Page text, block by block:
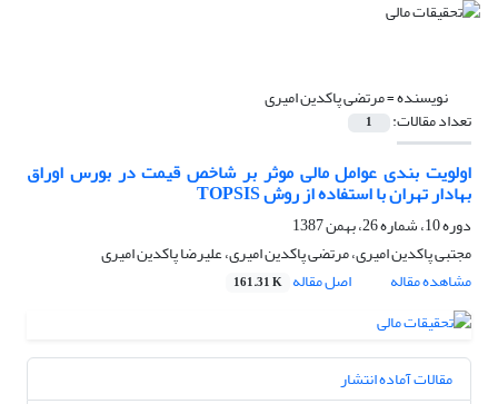
نویسنده =مرتضی پاکدین امیری
تعداد مقالات: 1
اولویت بندی عوامل مالی موثر بر شاخص قیمت در بورس اوراق
بهادار تهران با استفاده از روش TOPSIS
دوره 10، شماره 26، بهمن 1387
مجتبی پاکدین امیری، مرتضی پاکدین امیری، علیرضا پاکدین امیری
مشاهده مقاله
اصل مقاله 161.31 K
مقالات آماده انتشار